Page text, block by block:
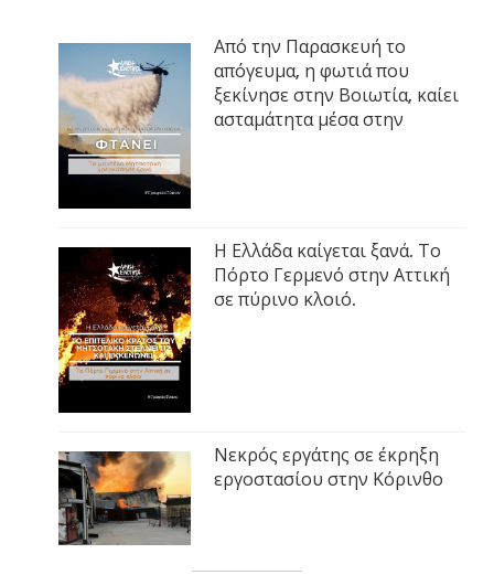
Από την Παρασκευή το
απόγευμα, η φωτιά που
ξεκίνησε στην Βοιωτία, καίει
ασταμάτητα μέσα στην
Η Ελλάδα καίγεται ξανά. Το
Πόρτο Γερμενό στην Αττική
σε πύρινο κλοιό.
Νεκρός εργάτης σε έκρηξη
εργοστασίου στην Κόρινθο